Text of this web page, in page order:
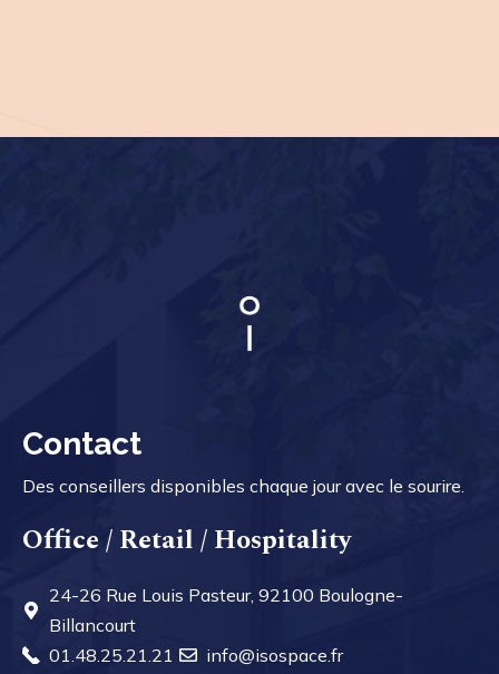
Contact
Des conseillers disponibles chaque jour avec le sourire.
Office / Retail / Hospitality
24-26 Rue Louis Pasteur, 92100 Boulogne-
Billancourt
01.48.25.21.21
info@isospace.fr